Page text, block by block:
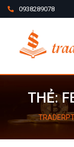
0938289078
THẺ: